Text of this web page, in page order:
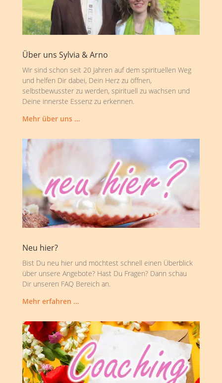
Über uns Sylvia & Arno
Wir sind schon seit 20 Jahren auf dem spirituellen Weg
und helfen Dir dabei, Dein Herz zu öffnen,
selbstbewusster zu werden, spirituell zu wachsen und
Deine innerste Essenz zu erkennen.
Mehr über uns …
Neu hier?
Bist Du neu hier und möchtest schnell einen Überblick
über unsere Angebote? Hast Du Fragen? Dann schau
Dir unseren FAQ Bereich an.
Mehr erfahren …